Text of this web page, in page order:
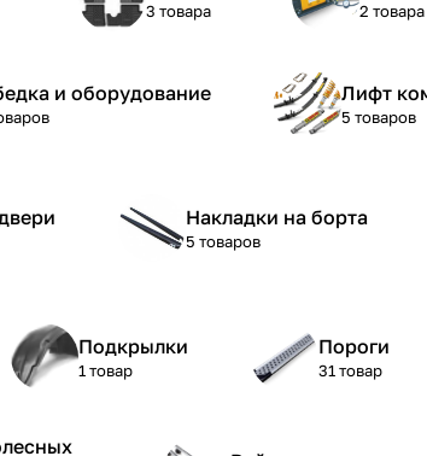
3 товара 2 товара
и оборудование Лифт
5 товаров
Накладки на борта
5 товаров
Подкрылки
1 товар
Пороги
31 товар